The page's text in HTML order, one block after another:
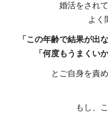
婚活をされ
よく
「この年齢で結果が出
「何度もうまくい
とご自身を責
もし、